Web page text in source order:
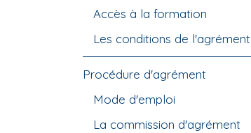
Accès à la formation
Les conditions de l'agrément
Procédure d'agrément
Mode d'emploi
La commission d'agrément